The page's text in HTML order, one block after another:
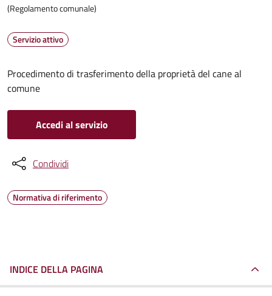
(Regolamento comunale)
Servizio attivo
Procedimento di trasferimento della proprietà del cane al
comune
Accedi al servizio
Condividi
Normativa di riferimento
INDICE DELLA PAGINA